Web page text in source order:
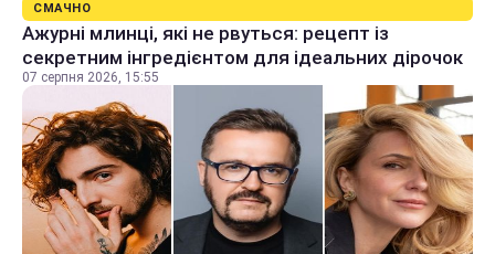
СМАЧНО
Ажурні млинці, які не рвуться: рецепт із
секретним інгредієнтом для ідеальних дірочок
07 серпня 2026, 15:55